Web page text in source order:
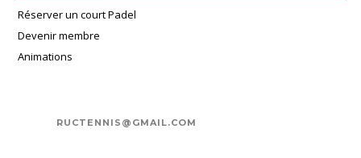
Réserver un court Padel
Devenir membre
Animations
RUCTENNIS@GMAIL.COM